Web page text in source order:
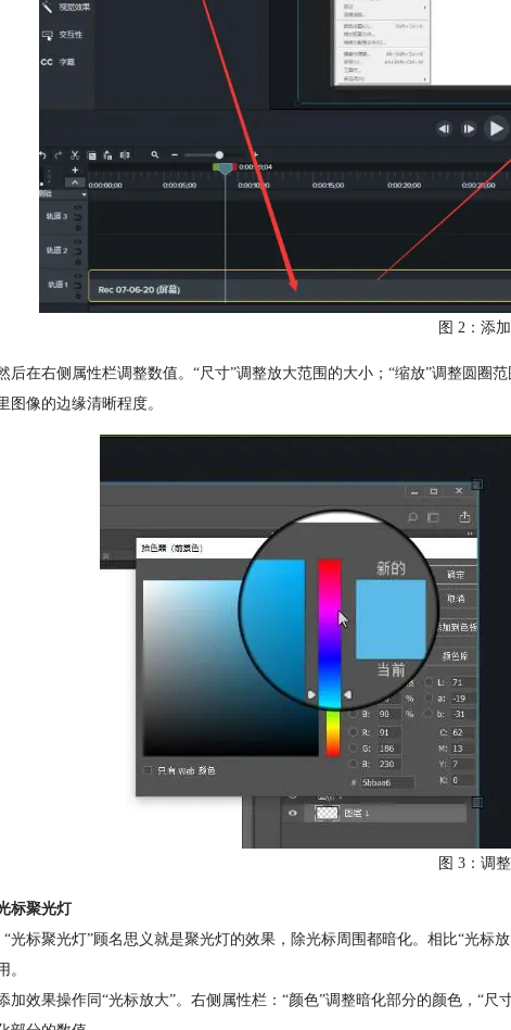
图 2：添
后在右侧属性栏调整数值。“尺寸”调整放大范围的大小；“缩放”调整圆圈
图像的边缘清晰程度。
图 3：调
标聚光灯
“光标聚光灯”顾名思义就是聚光灯的效果，除光标周围都暗化。相比“光标
。
加效果操作同“光标放大”。右侧属性栏：“颜色”调整暗化部分的颜色，“尺